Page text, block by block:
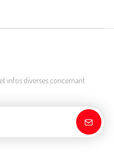
infos diverses concernant